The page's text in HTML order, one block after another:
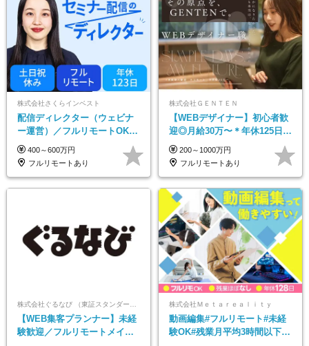
株式会社さくらインベスト
配信ディレクター（ウェビナ
ー運営）／フルリモートOK／
土日祝休み／年休123日／年収
600万円可
400～600万円
フルリモートあり
株式会社ＧＥＮＴＥＮ
【WEBデザイナー】初⼼者歓
迎◎⽉給30万〜＊年休125⽇＊
在宅OK＆研修あり＊フレック
ス
200～1000万円
フルリモートあり
【WEB集客プランナー】未経
験歓迎／フルリモートメイン
株式会社Ｍｅｔａｒｅａｌｉｔｙ
動画編集#フルリモート#未経
験OK#残業月平均3時間以下#